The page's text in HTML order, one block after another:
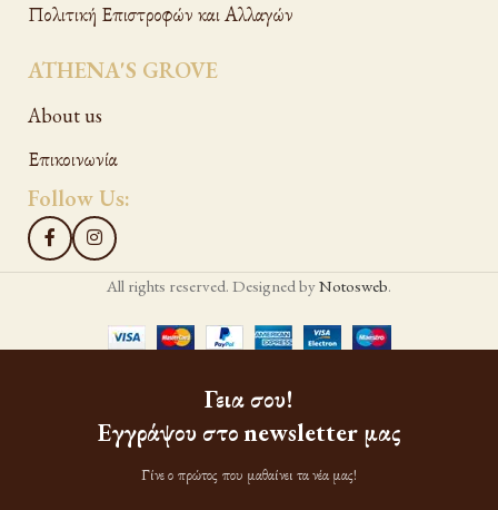
Πολιτική Επιστροφών και Αλλαγών
ATHENA'S GROVE
About us
Επικοινωνία
Follow Us:
All rights reserved. Designed byNotosweb.
Γεια σου!
Εγγράψου στο newsletter μας
Γίνε ο πρώτος που μαθαίνει τα νέα μας!